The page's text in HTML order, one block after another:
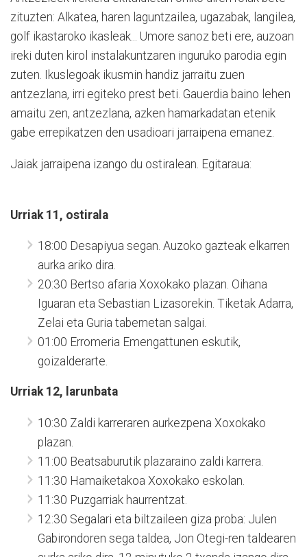
zituzten: Alkatea, haren laguntzailea, ugazabak, langilea,
golf ikastaroko ikasleak... Umore sanoz beti ere, auzoan
ireki duten kirol instalakuntzaren inguruko parodia egin
zuten. Ikuslegoak ikusmin handiz jarraitu zuen
antzezlana, irri egiteko prest beti. Gauerdia baino lehen
amaitu zen, antzezlana, azken hamarkadatan etenik
gabe errepikatzen den usadioari jarraipena emanez.
Jaiak jarraipena izango du ostiralean. Egitaraua:
Urriak 11, ostirala
18:00 Desapiyua segan. Auzoko gazteak elkarren
aurka ariko dira.
20:30 Bertso afaria Xoxokako plazan. Oihana
Iguaran eta Sebastian Lizasorekin. Tiketak Adarra,
Zelai eta Guria tabernetan salgai.
01:00 Erromeria Emengattunen eskutik,
goizalderarte.
Urriak 12, larunbata
10:30 Zaldi karreraren aurkezpena Xoxokako
plazan.
11:00 Beatsaburutik plazaraino zaldi karrera.
11:30 Hamaiketakoa Xoxokako eskolan.
11:30 Puzgarriak haurrentzat.
12:30 Segalari eta biltzaileen giza proba: Julen
Gabirondoren sega taldea, Jon Otegi-ren taldearen